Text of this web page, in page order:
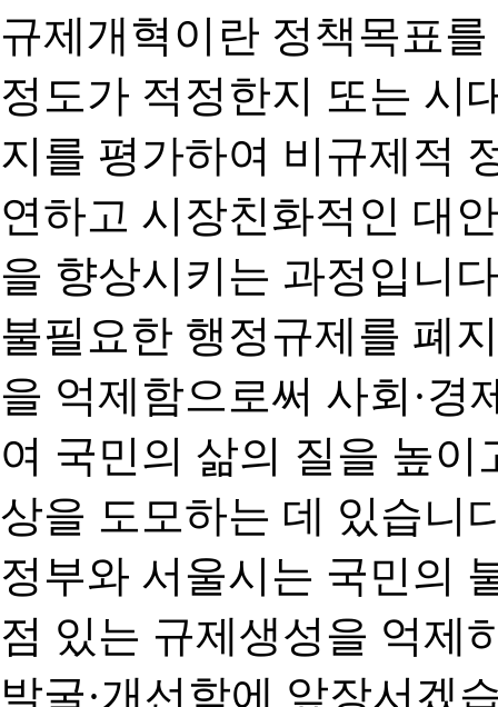
규제개혁이란 정책목표
정도가 적정한지 또는 시
지를 평가하여 비규제적
연하고 시장친화적인 대
을 향상시키는 과정입니
불필요한 행정규제를 폐
을 억제함으로써 사회·경
여 국민의 삶의 질을 높
상을 도모하는 데 있습니
정부와 서울시는 국민의
점 있는 규제생성을 억제
발굴·개선함에 앞장서겠